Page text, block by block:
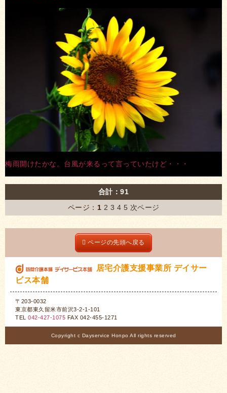
梅雨開けたかな。台風が来るって言っていたけど・・・
合計：91
ページ： 1 2 3 4 5 次ページ
ページの先頭へ戻る
居宅介護支援事業所 デイサー
ビス本舗
〒203-0032
東京都東久留米市前沢3-2-1-101
TEL 042-427-1075 FAX 042-455-1271
Copyright c Dayservice Honpo All rights reserved